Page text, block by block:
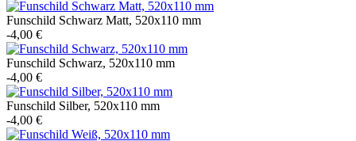
Funschild Schwarz Matt, 520x110 mm
-4,00 €
Funschild Schwarz, 520x110 mm
-4,00 €
Funschild Silber, 520x110 mm
-4,00 €